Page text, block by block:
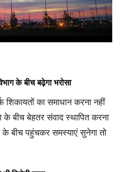
के बीच बढ़ेगा भरोसा
शिकायतों का समाधान करना नहीं
बीच बेहतर संवाद स्थापित करना
बीच पहुंचकर समस्याएं सुनेगा तो